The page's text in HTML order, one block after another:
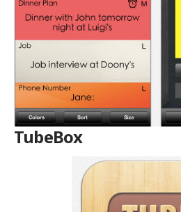
TubeBox